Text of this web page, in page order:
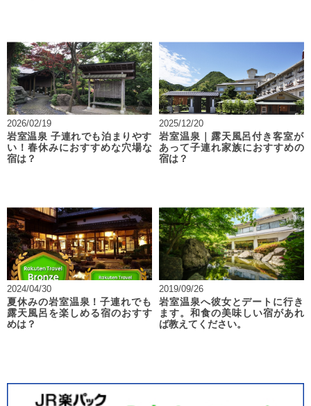
2026/02/19
岩室温泉 子連れでも泊まりやす
い！春休みにおすすめな穴場な
宿は？
2025/12/20
岩室温泉｜露天風呂付き客室が
あって子連れ家族におすすめの
宿は？
2024/04/30
夏休みの岩室温泉！子連れでも
露天風呂を楽しめる宿のおすす
めは？
2019/09/26
岩室温泉へ彼女とデートに行き
ます。和食の美味しい宿があれ
ば教えてください。